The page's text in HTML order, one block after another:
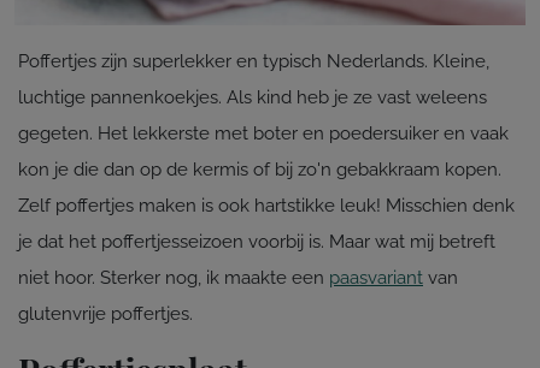
Poffertjes zijn superlekker en typisch Nederlands. Kleine,
luchtige pannenkoekjes. Als kind heb je ze vast weleens
gegeten. Het lekkerste met boter en poedersuiker en vaak
kon je die dan op de kermis of bij zo'n gebakkraam kopen.
Zelf poffertjes maken is ook hartstikke leuk! Misschien denk
je dat het poffertjesseizoen voorbij is. Maar wat mij betreft
niet hoor. Sterker nog, ik maakte een paasvariant van
glutenvrije poffertjes.